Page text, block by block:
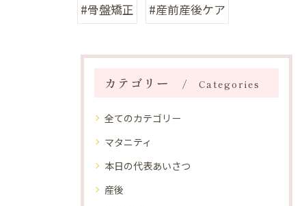
#骨盤矯正 #産前産後ケア
カテゴリー Categories
全てのカテゴリー
マタニティ
本日の代表あいさつ
産後